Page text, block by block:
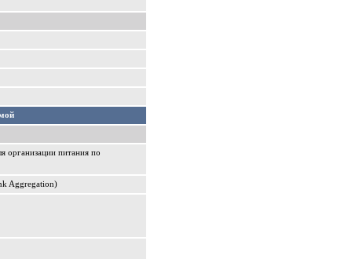
организации питания по
Aggregation)